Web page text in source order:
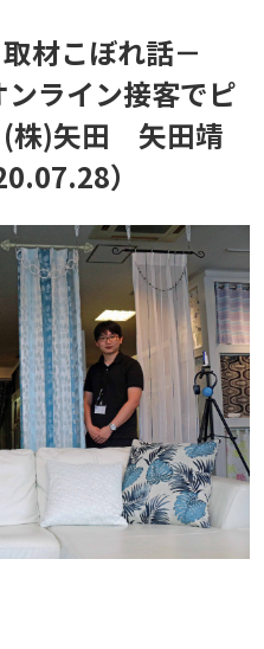
材こぼれ話－
ライン接客でピ
(株)矢田 矢田靖
）